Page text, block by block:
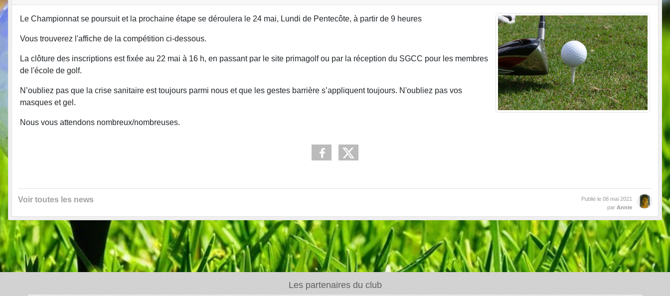
Le Championnat se poursuit et la prochaine étape se déroulera le 24 mai, Lundi de Pentecôte, à partir de 9 heures
Vous trouverez l'affiche de la compétition ci-dessous.
La clôture des inscriptions est fixée au 22 mai à 16 h, en passant par le site primagolf ou par la réception du SGCC pour les membres
de l'école de golf.
N’oubliez pas que la crise sanitaire est toujours parmi nous et que les gestes barrière s’appliquent toujours. N'oubliez pas vos
masques et gel.
Nous vous attendons nombreux/nombreuses.
Voir toutes les news Publié le 08 mai 2021
par Annie
Les partenaires du club